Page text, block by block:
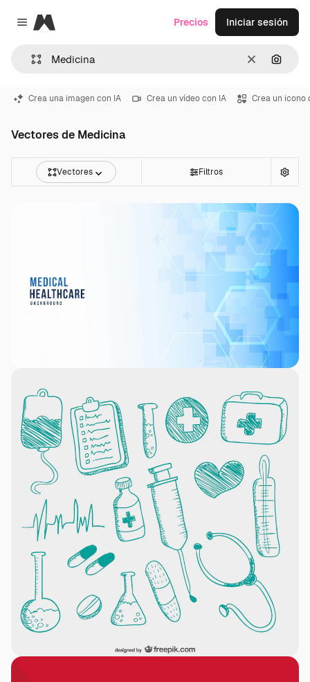
Close menu
Magnific
Borrar
Precios Iniciar sesión
Crea una imagen con IA Crea un vídeo con IA Crea un icono
Vectores de Medicina
Vectores Filtros